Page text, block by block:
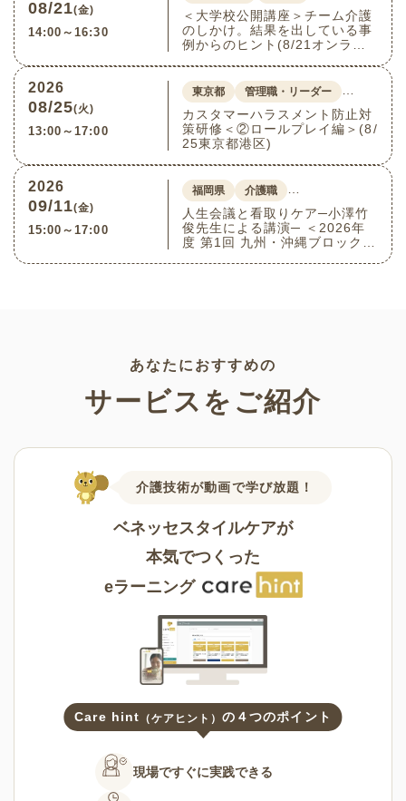
08/21(金)
14:00～16:30
＜大学校公開講座＞チーム介護
のしかけ。結果を出している事
例からのヒント(8/21オンライ
2026
08/25(火)
13:00～17:00
東京都 管理職・リーダー
…
カスタマーハラスメント防止対
策研修＜②ロールプレイ編＞(8/
25東京都港区)
2026
09/11(金)
15:00～17:00
福岡県 介護職
…
人生会議と看取りケア─小澤竹
俊先生による講演─ ＜2026年
度 第1回 九州・沖縄ブロック介
あなたにおすすめの
サービスをご紹介
介護技術が動画で学び放題！
ベネッセスタイルケアが
本気でつくった
eラーニング
Care hint （ケアヒント）の４つのポイント
現場ですぐに実践できる